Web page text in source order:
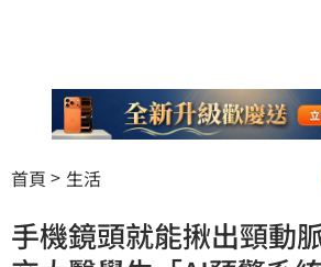
首頁 生活
手機鏡頭就能揪出頸動